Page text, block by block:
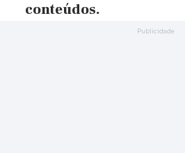
conteúdos.
Publicidade